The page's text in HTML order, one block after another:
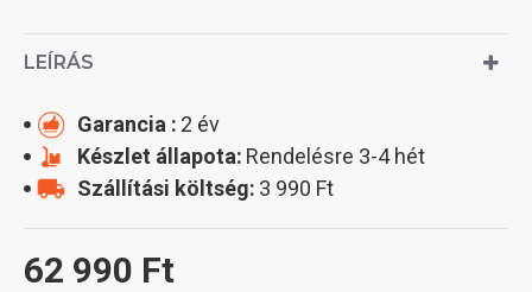
LEÍRÁS
62 990 Ft
Garancia : 2 év
Készlet állapota: Rendelésre 3-4 hét
Szállítási költség: 3 990 Ft